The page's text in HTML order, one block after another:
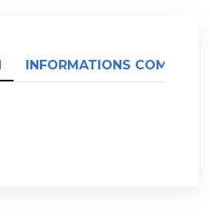
INFORMATIONS